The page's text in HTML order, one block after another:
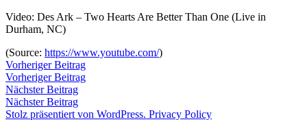
Zum
Inhalt
Veröffentlicht
snhpfr
7.
20164.
Januar
2020
Schreibe
Kommentar
zu
Video: Des Ark – Two Hearts Are Better Than One (Live in
Durham, NC)
(Source: https://www.youtube.com/)
Veröffentlicht
von
snhpfr
7.
Juli
20164.
Januar
Veröffentlicht
in
Uncategorized
Beitragsnavigation
Vorheriger BeitragVorheriger
Beitrag:
Vorheriger Beitrag
Nächster BeitragNächster
Beitrag:
Nächster Beitrag
Stolz präsentiert von WordPress. Privacy Policy